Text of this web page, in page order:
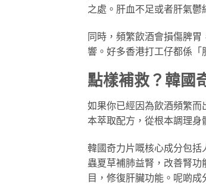
之處。肝血不足或者肝氣鬱
同時，頻繁飲酒會損傷脾
響。好多香港打工仔都係「
點樣補救？韓國
如果你已經因為飲酒頻繁
本萃取配方，從根本調理身
韓國奇力片嘅核心成分包括
蟲夏草補肺益腎，改善腎
目，修復肝臟功能。呢啲